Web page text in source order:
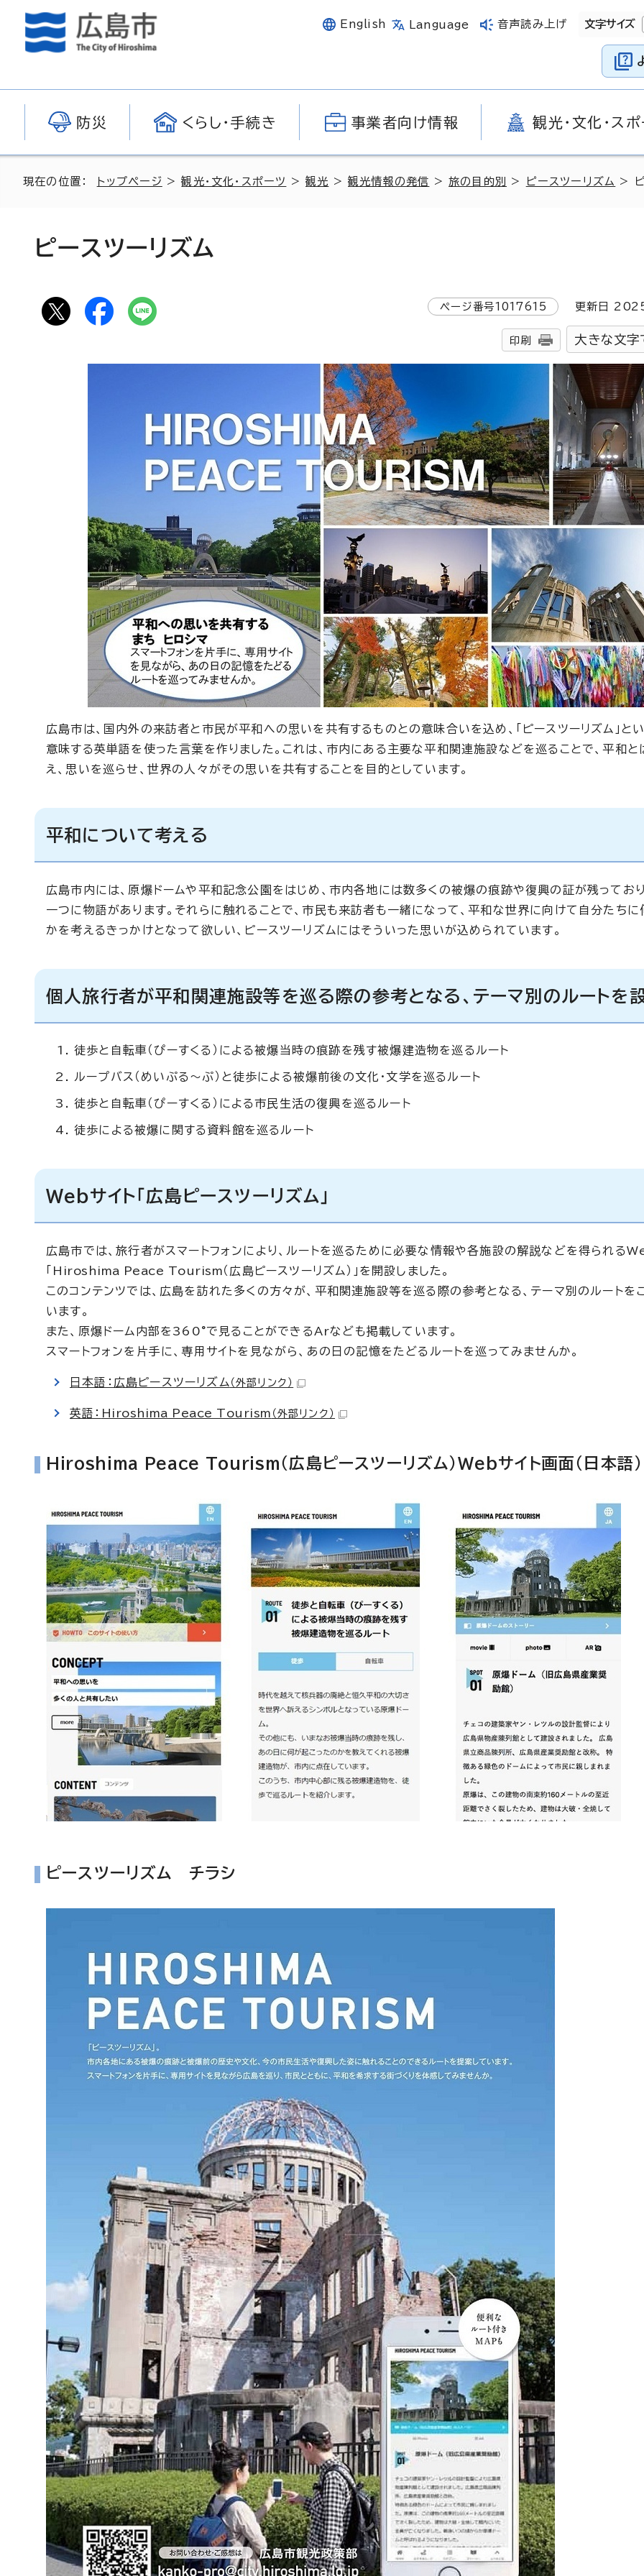
English Language 音声読み上げ 文字サイズ
防災 くらし・手続き 事業者向け情報 観光・文化・ス
現在の位置： トップページ >観光・文化・スポーツ >観光 >観光情報の発信 >旅の目的別 > ピースツーリズム > ピ
ピースツーリズム
ページ番号1017615 更新日
印刷 大きな文字
広島市は、国内外の来訪者と市民が平和への思いを共有するものとの意味合いを込め、「ピースツーリズム」と
意味する英単語を使った言葉を作りました。これは、市内にある主要な平和関連施設などを巡ることで、平和と
え、思いを巡らせ、世界の人々がその思いを共有することを目的としています。
平和について考える
広島市内には、原爆ドームや平和記念公園をはじめ、市内各地には数多くの被爆の痕跡や復興の証が残ってお
一つに物語があります。それらに触れることで、市民も来訪者も一緒になって、平和な世界に向けて自分たちに
かを考えるきっかけとなって欲しい、ピースツーリズムにはそういった思いが込められています。
個人旅行者が平和関連施設等を巡る際の参考となる、テーマ別のルートを
徒歩と自転車（ぴーすくる）による被爆当時の痕跡を残す被爆建造物を巡るルート
ループバス（めいぷる～ぷ）と徒歩による被爆前後の文化・文学を巡るルート
徒歩と自転車（ぴーすくる）による市民生活の復興を巡るルート
徒歩による被爆に関する資料館を巡るルート
Webサイト「広島ピースツーリズム」
広島市では、旅行者がスマートフォンにより、ルートを巡るために必要な情報や各施設の解説などを得られる
Hiroshima Peace Tourism（広島ピースツーリズム）」を開設しました。
このコンテンツでは、広島を訪れた多くの方々が、平和関連施設等を巡る際の参考となる、テーマ別のルートを
います。
また、原爆ドーム内部を360°で見ることができるArなども掲載しています。
スマートフォンを片手に、専用サイトを見ながら、あの日の記憶をたどるルートを巡ってみませんか。
日本語：広島ピースツーリズム （外部リンク）
英語： Hiroshima Peace Tourism （外部リンク）
Hiroshima Peace Tourism（広島ピースツーリズム）Webサイト画面（日本語）
ピースツーリズム チラシ